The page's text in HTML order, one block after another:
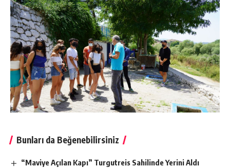
Bunları da Beğenebilirsiniz
“Maviye Açılan Kapı” Turgutreis Sahilinde Yerini Aldı